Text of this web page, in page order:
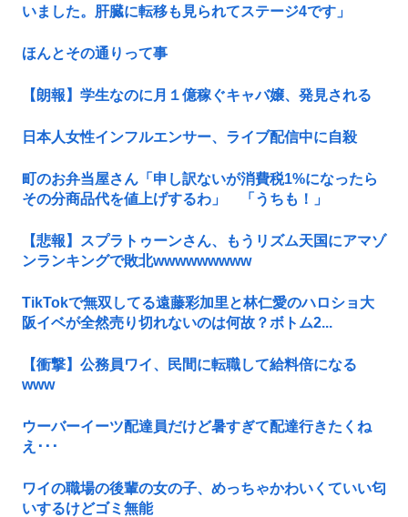
いました。肝臓に転移も見られてステージ4です」
ほんとその通りって事
【朗報】学生なのに月１億稼ぐキャバ嬢、発見される
日本人女性インフルエンサー、ライブ配信中に自殺
町のお弁当屋さん「申し訳ないが消費税1%になったら
その分商品代を値上げするわ」 「うちも！」
【悲報】スプラトゥーンさん、もうリズム天国にアマゾ
ンランキングで敗北wwwwwwwww
TikTokで無双してる遠藤彩加里と林仁愛のハロショ大
阪イベが全然売り切れないのは何故？ボトム2...
【衝撃】公務員ワイ、民間に転職して給料倍になる
www
ウーバーイーツ配達員だけど暑すぎて配達行きたくね
え･･･
ワイの職場の後輩の女の子、めっちゃかわいくていい匂
いするけどゴミ無能